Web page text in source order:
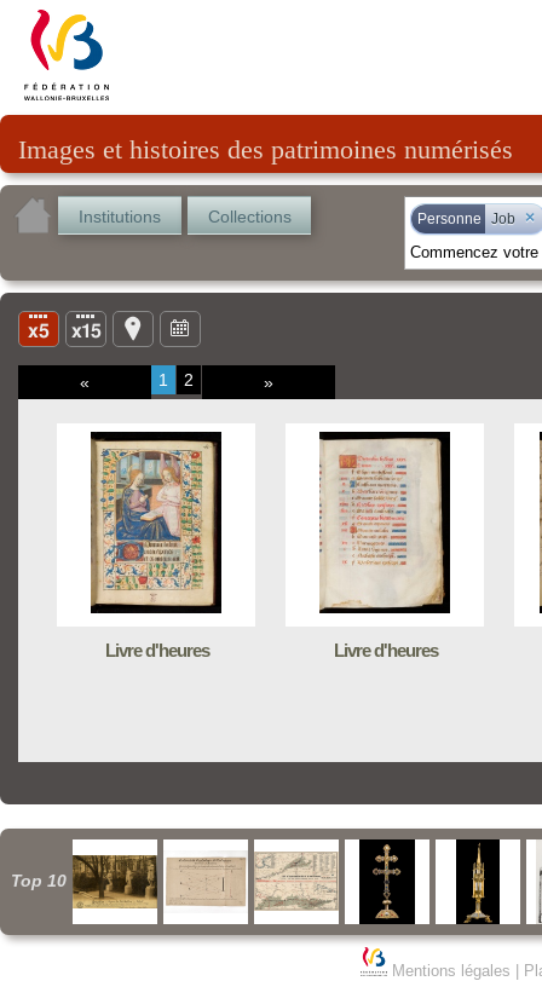
Images et histoires des patrimoines numérisés
Institutions Collections Personne Job ×
« 1 2 »
Livre d'heures Livre d'heures
Top 10
Mentions légales